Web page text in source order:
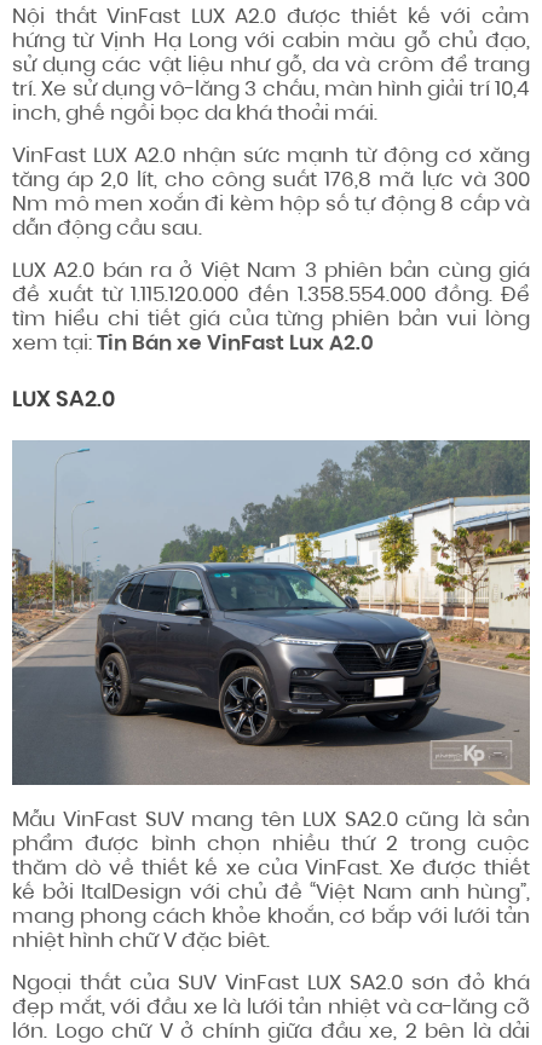
Nội thất VinFast LUX A2.0 được thiết kế với cảm
hứng từ Vịnh Hạ Long với cabin màu gỗ chủ đạo,
sử dụng các vật liệu như gỗ, da và crôm để trang
trí. Xe sử dụng vô-lăng 3 chấu, màn hình giải trí 10,4
inch, ghế ngồi bọc da khá thoải mái.
VinFast LUX A2.0 nhận sức mạnh từ động cơ xăng
tăng áp 2,0 lít, cho công suất 176,8 mã lực và 300
Nm mô men xoắn đi kèm hộp số tự động 8 cấp và
dẫn động cầu sau.
LUX A2.0 bán ra ở Việt Nam 3 phiên bản cùng giá
đề xuất từ 1.115.120.000 đến 1.358.554.000 đồng. Để
tìm hiểu chi tiết giá của từng phiên bản vui lòng
xem tại: Tin Bán xe VinFast Lux A2.0
LUX SA2.0
Mẫu VinFast SUV mang tên LUX SA2.0 cũng là sản
phẩm được bình chọn nhiều thứ 2 trong cuộc
thăm dò về thiết kế xe của VinFast. Xe được thiết
kế bởi ItalDesign với chủ đề “Việt Nam anh hùng”,
mang phong cách khỏe khoắn, cơ bắp với lưới tản
nhiệt hình chữ V đặc biêt.
Ngoại thất của SUV VinFast LUX SA2.0 sơn đỏ khá
đẹp mắt, với đầu xe là lưới tản nhiệt và ca-lăng cỡ
lớn. Logo chữ V ở chính giữa đầu xe, 2 bên là dải